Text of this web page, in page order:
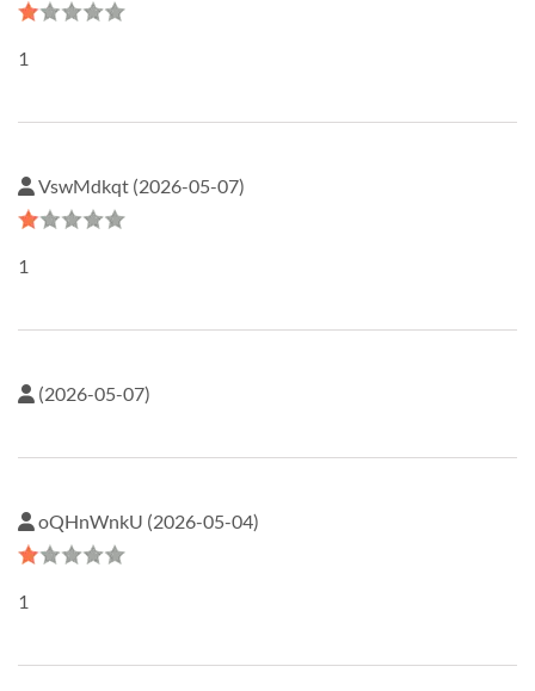
1
VswMdkqt (2026-05-07)
1
(2026-05-07)
oQHnWnkU (2026-05-04)
1